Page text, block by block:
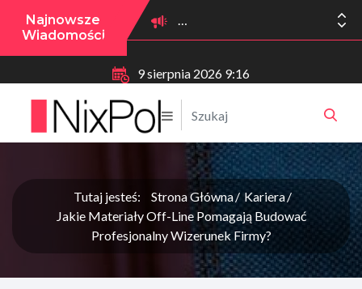
Najnowsze
Wiadomości
9 sierpnia 2026 9:16
Tutaj jesteś: Strona Główna
Kariera
Jakie Materiały Off-Line Pomagają Budować
Profesjonalny Wizerunek Firmy?